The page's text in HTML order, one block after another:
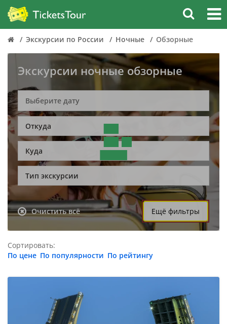
Экскурсии по России Ночные Обзорные
Экскурсии ночные обзорные
Откуда
Куда
Тип экскурсии
Очистить всё Ещё фильтры
Сортировать:
По цене По популярности По рейтингу